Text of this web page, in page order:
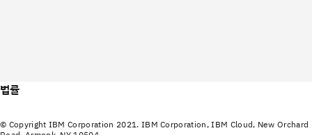
법률
© Copyright IBM Corporation 2021. IBM Corporation, IBM Cloud, New Orchard